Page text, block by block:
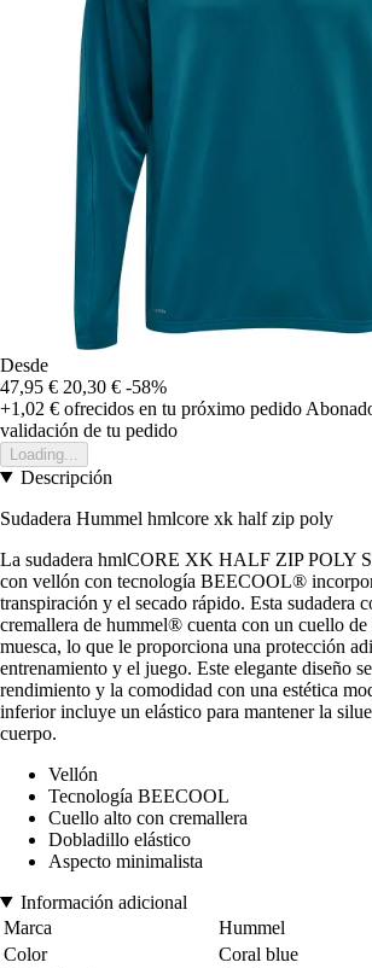
Desde
47,95 € 20,30 € -58%
+1,02 € ofrecidos en tu próximo pedido
validación de tu pedido
Loading...
Descripción
Sudadera Hummel hmlcore xk half zip poly
La sudadera hmlCORE XK HALF ZIP POLY
con vellón con tecnología BEECOOL®
transpiración y el secado rápido. Esta sudadera
cremallera de hummel® cuenta con un cuello
muesca, lo que le proporciona una protección
entrenamiento y el juego. Este elegante diseño
rendimiento y la comodidad con una estética
inferior incluye un elástico para mantener la
cuerpo.
Vellón
Tecnología BEECOOL
Cuello alto con cremallera
Dobladillo elástico
Aspecto minimalista
Información adicional
Marca
Hummel
Color
Coral blue